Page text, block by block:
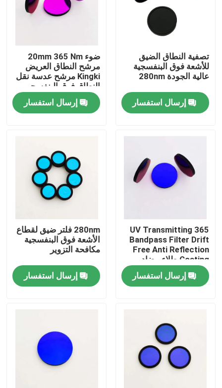
منزل
أشرطة فيديو
جولة في المعمل
ضبط الجودة
اتصل بنا
مرشح النطاق البصري
تصفية النطاق الضيق
للأشعة فوق البنفسجية
عالية الجودة 280nm
إرسال استفسار
ضوء 20mm 365 Nm
مرشح النطاق العريض
Kingki مرشح عدسة نقل
النطاق فوق البنفسجي
إرسال استفسار
365 UV Transmitting
Bandpass Filter Drift
Free Anti Reflection
Coating طلاء مضاد
للانعكاسات
إرسال استفسار
280nm فلتر ضيق لقطاع
الأشعة فوق البنفسجية
مكافحة التزوير
إرسال استفسار